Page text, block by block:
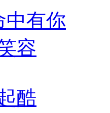
中有你
容
酷